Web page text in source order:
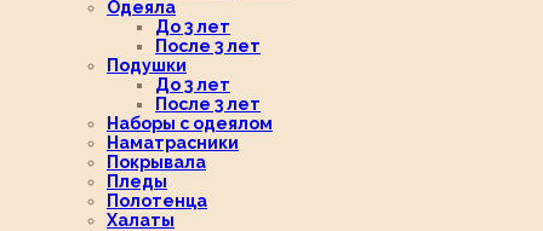
Одеяла
До 3 лет
После 3 лет
Подушки
До 3 лет
После 3 лет
Наборы с одеялом
Наматрасники
Покрывала
Пледы
Полотенца
Халаты